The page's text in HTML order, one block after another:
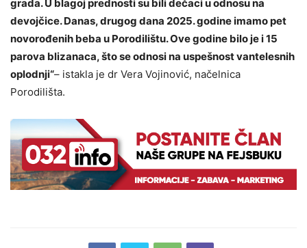
grada. U blagoj prednosti su bili dečaci u odnosu na
devojčice. Danas, drugog dana 2025. godine imamo pet
novorođenih beba u Porodilištu. Ove godine bilo je i 15
parova blizanaca, što se odnosi na uspešnost vantelesnih
oplodnji“– istakla je dr Vera Vojinović, načelnica
Porodilišta.